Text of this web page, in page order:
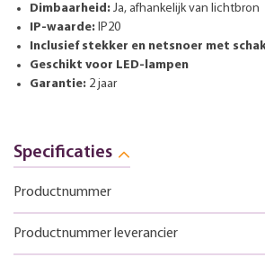
Dimbaarheid: Ja, afhankelijk van lichtbron
IP-waarde: IP20
Inclusief stekker en netsnoer met
Geschikt voor LED-lampen
Garantie: 2 jaar
Specificaties
Productnummer
Productnummer leverancier